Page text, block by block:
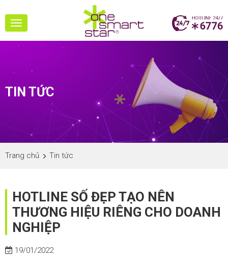
Toggle
navigation
TIN TỨC
Trang chủ Tin tức
HOTLINE SỐ ĐẸP TẠO NÊN
THƯƠNG HIỆU RIÊNG CHO DOANH
NGHIỆP
19/01/2022